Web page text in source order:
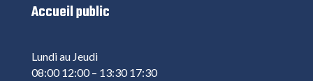
Accueil public
Lundi au Jeudi
08:00 12:00 – 13:30 17:30